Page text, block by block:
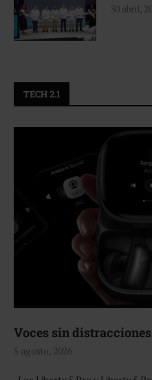
30 abril,
TECH 2.1
Voces sin distracciones
5 agosto, 2026